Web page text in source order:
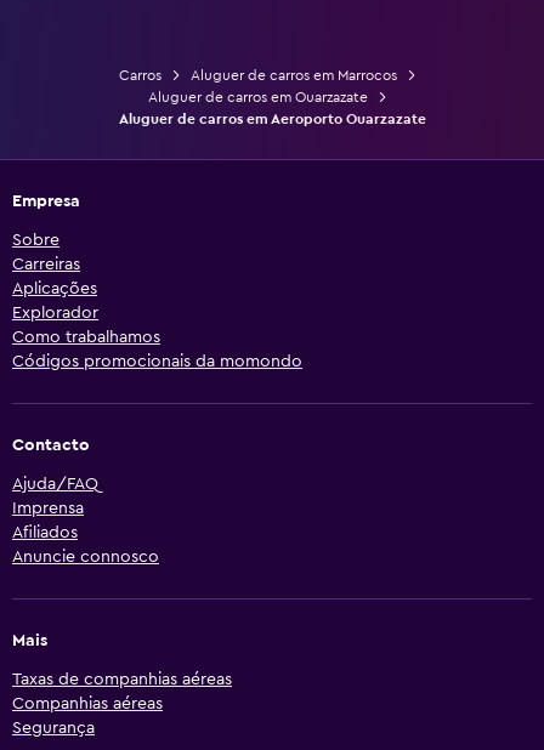
Carros
Aluguer de carros em Marrocos
Aluguer de carros em Ouarzazate
Aluguer de carros em Aeroporto Ouarzazate
Empresa
Sobre
Carreiras
Aplicações
Explorador
Como trabalhamos
Códigos promocionais da momondo
Contacto
Ajuda/FAQ
Imprensa
Afiliados
Anuncie connosco
Mais
Taxas de companhias aéreas
Companhias aéreas
Segurança